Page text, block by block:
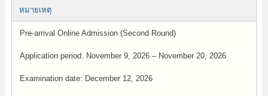
หมายเหตุ
Pre-arrival Online Admission (Second Round)
Application period: November 9, 2026 – November 20, 2026
Examination date: December 12, 2026